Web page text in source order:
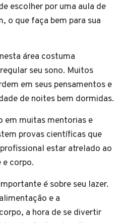
escolher por uma aula de
o que faça bem para sua
área costuma
seu sono. Muitos
em seus pensamentos e
de noites bem dormidas.
em muitas mentorias e
provas científicas que
estar atrelado ao
e corpo.
é sobre seu lazer.
e a
a hora de se divertir